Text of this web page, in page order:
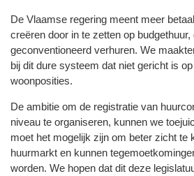
De Vlaamse regering meent meer
creëren door in te zetten op
geconventioneerd verhuren. We
bij dit dure systeem dat niet gericht is
woonposities.
De ambitie om de registratie van
niveau te organiseren, kunnen we
moet het mogelijk zijn om beter zicht te
huurmarkt en kunnen
worden. We hopen dat dit deze